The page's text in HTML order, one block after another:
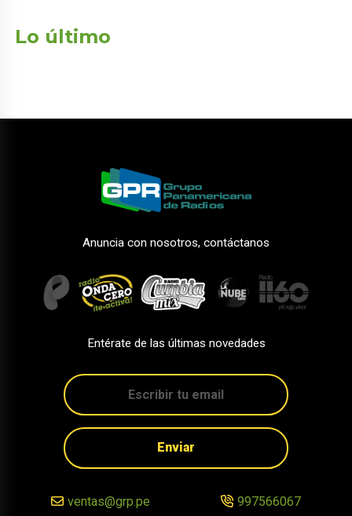
Lo último
Anuncia con nosotros, contáctanos
Entérate de las últimas novedades
Enviar
ventas@grp.pe 997566067